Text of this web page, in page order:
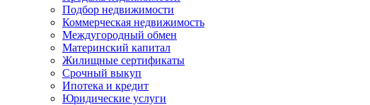
Подбор недвижимости
Коммерческая недвижимость
Междугородный обмен
Материнский капитал
Жилищные сертификаты
Срочный выкуп
Ипотека и кредит
Юридические услуги